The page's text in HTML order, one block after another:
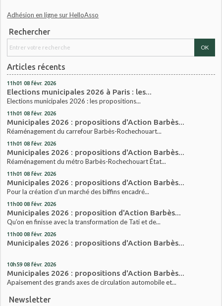
Adhésion en ligne sur HelloAsso
Rechercher
Articles récents
11h01 08 févr. 2026
Elections municipales 2026 à Paris : les...
Elections municipales 2026 : les propositions...
11h01 08 févr. 2026
Municipales 2026 : propositions d'Action Barbès...
Réaménagement du carrefour Barbès-Rochechouart...
11h01 08 févr. 2026
Municipales 2026 : propositions d'Action Barbès...
Réaménagement du métro Barbès-Rochechouart État...
11h01 08 févr. 2026
Municipales 2026 : propositions d'Action Barbès...
Pour la création d’un marché des biffins encadré...
11h00 08 févr. 2026
Municipales 2026 : proposition d'Action Barbès...
Qu’on en finisse avec la transformation de Tati et de...
11h00 08 févr. 2026
Municipales 2026 : propositions d'Action Barbès...
10h59 08 févr. 2026
Municipales 2026 : propositions d'Action Barbès...
Apaisement des grands axes de circulation automobile et...
Newsletter